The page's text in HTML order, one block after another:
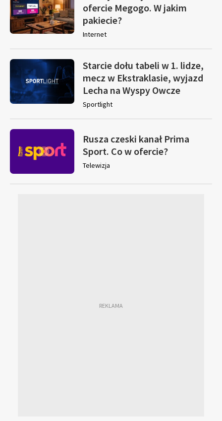
ofercie Megogo. W jakim
pakiecie?
Internet
Starcie dołu tabeli w 1. lidze,
mecz w Ekstraklasie, wyjazd
Lecha na Wyspy Owcze
Sportlight
Rusza czeski kanał Prima
Sport. Co w ofercie?
Telewizja